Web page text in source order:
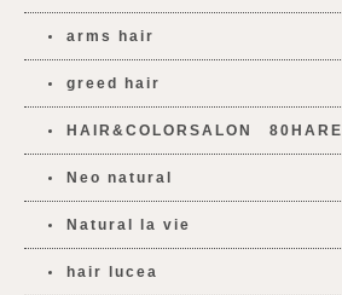
arms hair
greed hair
HAIR&COLORSALON 80HARE
Neo natural
Natural la vie
hair lucea